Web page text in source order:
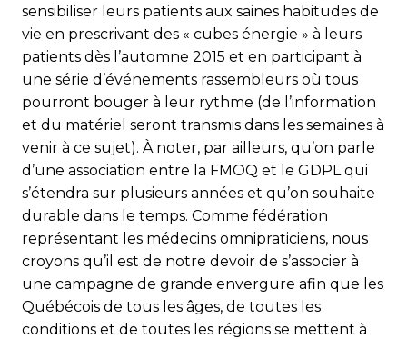
sensibiliser leurs patients aux saines habitudes de
vie en prescrivant des « cubes énergie » à leurs
patients dès l’automne 2015 et en participant à
une série d’événements rassembleurs où tous
pourront bouger à leur rythme (de l’information
et du matériel seront transmis dans les semaines à
venir à ce sujet). À noter, par ailleurs, qu’on parle
d’une association entre la FMOQ et le GDPL qui
s’étendra sur plusieurs années et qu’on souhaite
durable dans le temps. Comme fédération
représentant les médecins omnipraticiens, nous
croyons qu’il est de notre devoir de s’associer à
une campagne de grande envergure afin que les
Québécois de tous les âges, de toutes les
conditions et de toutes les régions se mettent à